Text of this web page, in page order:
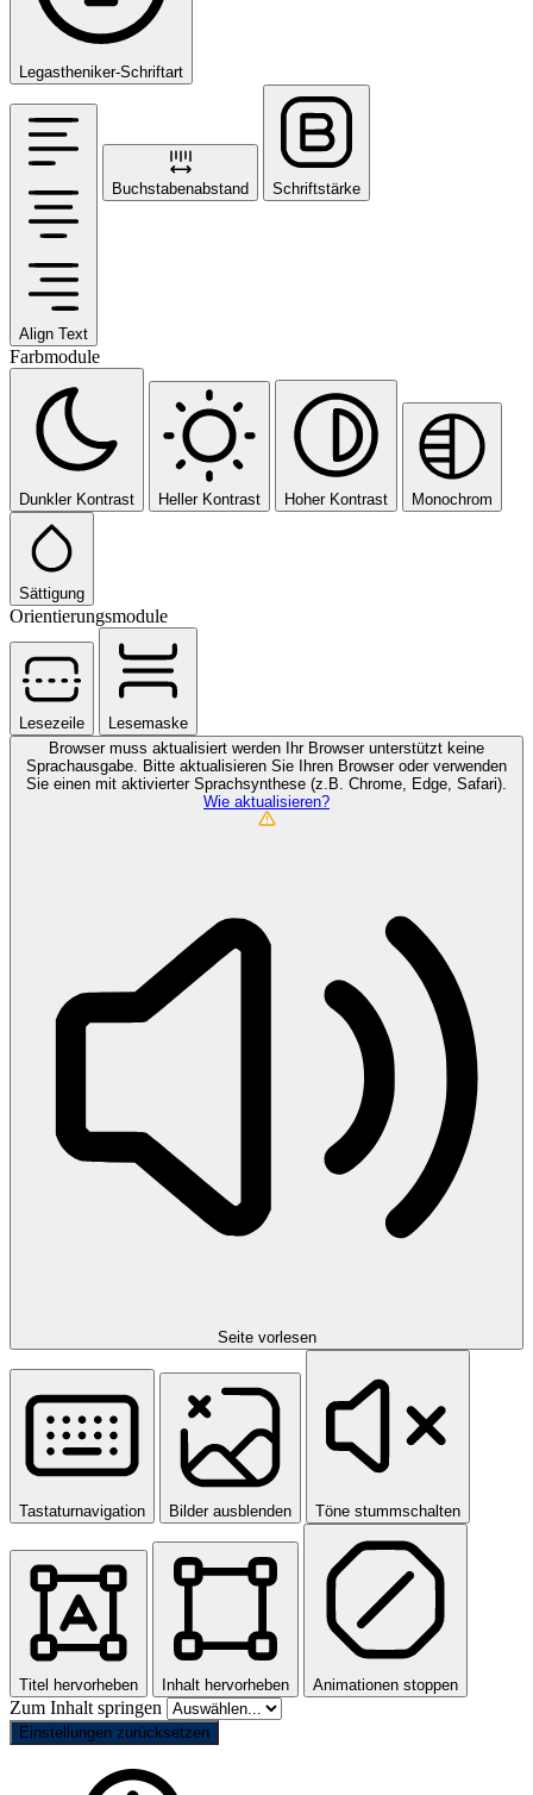
Legastheniker-Schriftart
Align Text
Buchstabenabstand Schriftstärke
Farbmodule
Dunkler Kontrast Heller Kontrast Hoher Kontrast Monochrom
Sättigung
Orientierungsmodule
Lesezeile
Lesemaske
Browser muss aktualisiert werden Ihr Browser unterstützt keine
Sprachausgabe. Bitte aktualisieren Sie Ihren Browser oder verwenden
Sie einen mit aktivierter Sprachsynthese (z.B. Chrome, Edge, Safari).
Wie aktualisieren?
Seite vorlesen
Tastaturnavigation Bilder ausblenden Töne stummschalten
Titel hervorheben Inhalt hervorheben Animationen stoppen
Zum Inhalt springen
Einstellungen zurücksetzen